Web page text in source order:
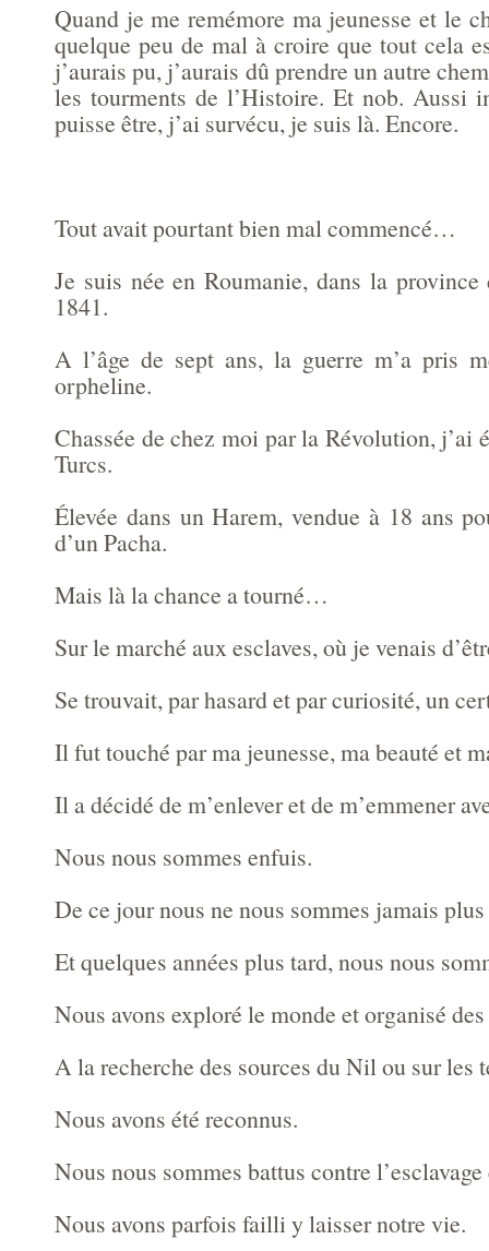
Quand je me remémore ma jeunesse et le
quelque peu de mal à croire que tout cela
j’aurais pu, j’aurais dû prendre un autre
les tourments de l’Histoire. Et nob. Aussi
puisse être, j’ai survécu, je suis là. Encore.
Tout avait pourtant bien mal commencé…
Je suis née en Roumanie, dans la province
1841.
A l’âge de sept ans, la guerre m’a pris
orpheline.
Chassée de chez moi par la Révolution, j’ai
Turcs.
Élevée dans un Harem, vendue à 18 ans
d’un Pacha.
Mais là la chance a tourné…
Sur le marché aux esclaves, où je venais
Se trouvait, par hasard et par curiosité, un
Il fut touché par ma jeunesse, ma beauté et
Il a décidé de m’enlever et de m’emmener
Nous nous sommes enfuis.
De ce jour nous ne nous sommes jamais
Et quelques années plus tard, nous nous
Nous avons exploré le monde et organisé
A la recherche des sources du Nil ou sur les
Nous avons été reconnus.
Nous nous sommes battus contre
Nous avons parfois failli y laisser notre vie.